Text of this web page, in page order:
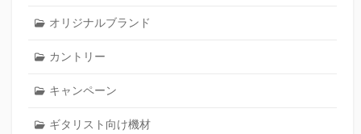
オリジナルブランド
カントリー
キャンペーン
ギタリスト向け機材